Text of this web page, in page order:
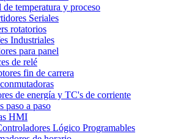
temperatura y proceso
Seriales
rotatorios
Industriales
para panel
de relé
fin de carrera
de energía y TC's de corriente
paso a paso
HMI
Lógico Programables